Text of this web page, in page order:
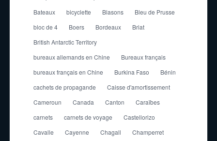
Bateaux
bicyclette Blasons
Bleu de Prusse
bloc de 4
Boers Bordeaux
Briat
British Antarctic Territory
bureaux allemands en Chine
Bureaux français
bureaux français en Chine
Burkina Faso
Bénin
cachets de propagande
Caisse d'amortissement
Cameroun
Canada Canton
Caraïbes
carnets
carnets de voyage
Castellorizo
Cavalle
Cayenne Chagall
Champerret